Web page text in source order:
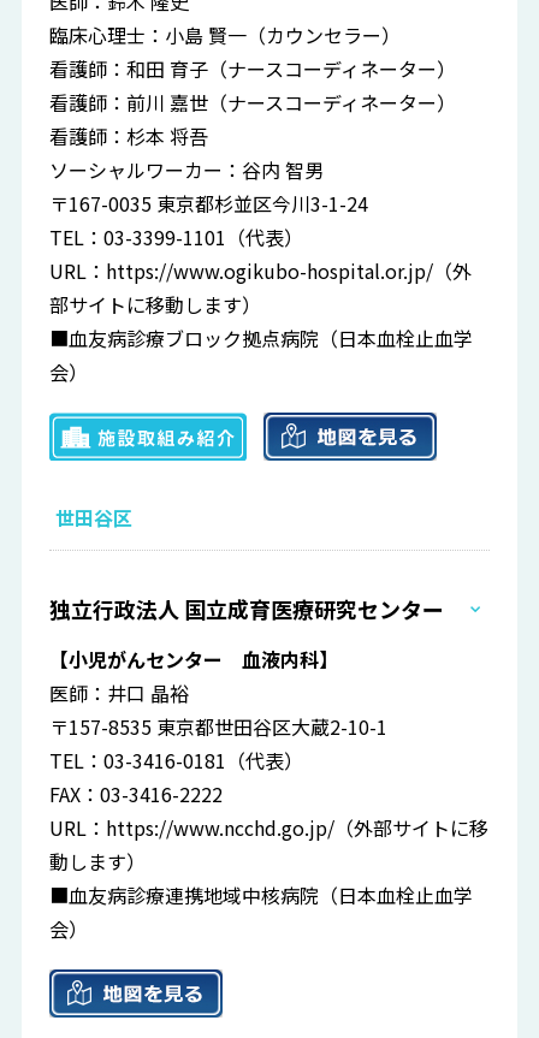
臨床心理士：小島 賢一（カウンセラー）
看護師：和田 育子（ナースコーディネーター）
看護師：前川 嘉世（ナースコーディネーター）
看護師：杉本 将吾
ソーシャルワーカー：谷内 智男
〒167-0035 東京都杉並区今川3-1-24
TEL：03-3399-1101（代表）
URL： https://www.ogikubo-hospital.or.jp/ （外
部サイトに移動します）
■血友病診療ブロック拠点病院（日本血栓止血学
会）
世田谷区
独立行政法人 国立成育医療研究センター
【小児がんセンター 血液内科】
医師：井口 晶裕
〒157-8535 東京都世田谷区大蔵2-10-1
TEL：03-3416-0181（代表）
FAX：03-3416-2222
URL： https://www.ncchd.go.jp/ （外部サイトに移
動します）
■血友病診療連携地域中核病院（日本血栓止血学
会）